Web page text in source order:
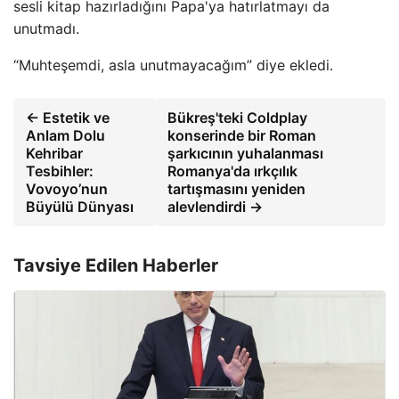
sesli kitap hazırladığını Papa'ya hatırlatmayı da
unutmadı.
“Muhteşemdi, asla unutmayacağım” diye ekledi.
← Estetik ve
Anlam Dolu
Kehribar
Tesbihler:
Vovoyo’nun
Büyülü Dünyası
Bükreş'teki Coldplay
konserinde bir Roman
şarkıcının yuhalanması
Romanya'da ırkçılık
tartışmasını yeniden
alevlendirdi →
Tavsiye Edilen Haberler